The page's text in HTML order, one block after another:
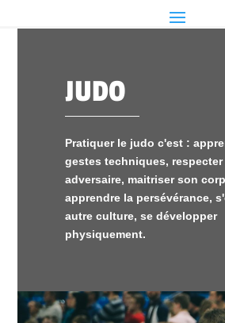
JUDO
Pratiquer le judo c'est :
gestes techniques, respecter
adversaire, maitriser son
apprendre la persévérance,
autre culture, se développer
physiquement.